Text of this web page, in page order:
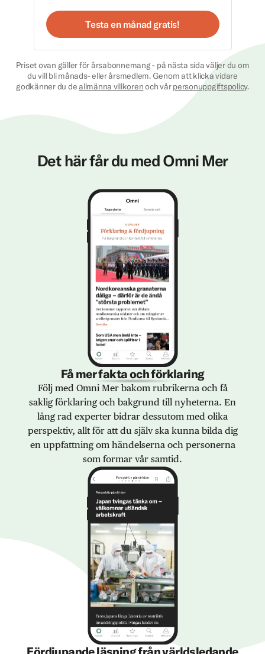
Testa en månad gratis!
Priset ovan gäller för årsabonnemang - på nästa sida väljer du om
du vill bli månads- eller årsmedlem. Genom att klicka vidare
godkänner du deallmänna villkorenoch vårpersonuppgiftspolicy.
Det här får du med Omni Mer
Få mer fakta och förklaring
Följ med Omni Mer bakom rubrikerna och få
saklig förklaring och bakgrund till nyheterna. En
lång rad experter bidrar dessutom med olika
perspektiv, allt för att du själv ska kunna bilda dig
en uppfattning om händelserna och personerna
som formar vår samtid.